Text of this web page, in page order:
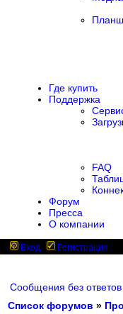
Где купить
Поддержка
FAQ
Форум
Пресса
О компании
Вход Регистрация
Сообщения без ответов
Список форумов »